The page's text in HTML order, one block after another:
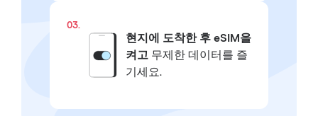
03.
현지에 도착한 후 eSIM을
켜고 무제한 데이터를 즐
기세요.